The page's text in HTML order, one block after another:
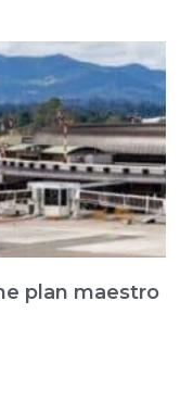
plan maestro